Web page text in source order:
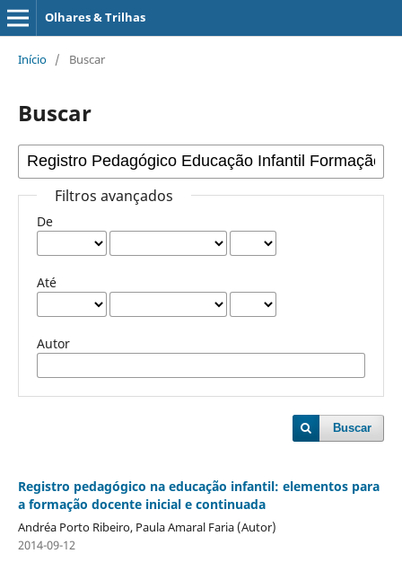
Olhares & Trilhas
Início / Buscar
Buscar
Filtros avançados
De
Até
Autor
Buscar
Registro pedagógico na educação infantil: elementos para
a formação docente inicial e continuada
Andréa Porto Ribeiro, Paula Amaral Faria (Autor)
2014-09-12